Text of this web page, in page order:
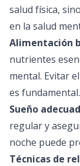
salud física,
en la salud
Alimentación
nutrientes
mental. Evitar
es fundamental.
Sueño
regular y
noche puede
Técnicas de